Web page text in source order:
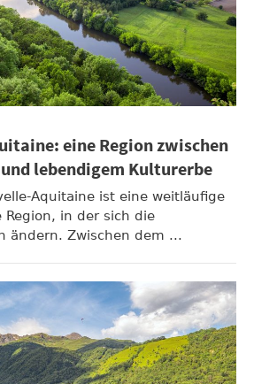
eine Region zwischen
lebendigem Kulturerbe
Aquitaine ist eine weitläufige
in der sich die
ändern. Zwischen dem ...